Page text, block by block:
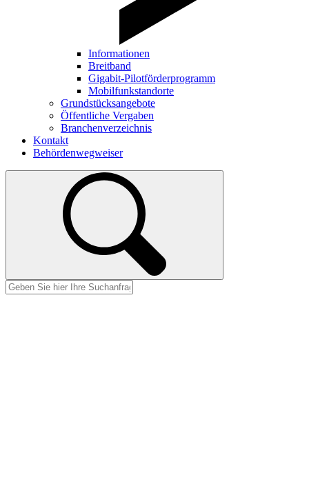
Informationen
Breitband
Gigabit-Pilotförderprogramm
Mobilfunkstandorte
Grundstücksangebote
Öffentliche Vergaben
Branchenverzeichnis
Kontakt
Behördenwegweiser